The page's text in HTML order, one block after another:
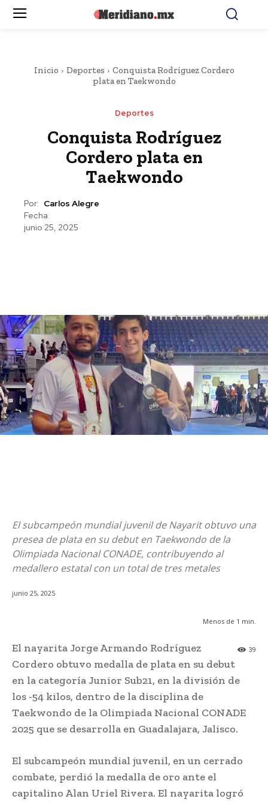
Inicio Deportes
Conquista Rodríguez Cordero
plata en Taekwondo
Deportes
Conquista Rodríguez
Cordero plata en
Taekwondo
Por: Carlos Alegre
Fecha:
junio 25, 2025
El subcampeón mundial juvenil de Nayarit obtuvo una
presea de plata en su debut en Taekwondo de la
Olimpiada Nacional CONADE, contribuyendo al
medallero estatal con un total de tres metales
junio 25, 2025
Menos de 1 min.
39
El nayarita Jorge Armando Rodríguez
Cordero obtuvo medalla de plata en su debut
en la categoría Junior Sub21, en la división de
los -54 kilos, dentro de la disciplina de
Taekwondo de la Olimpiada Nacional CONADE
2025 que se desarrolla en Guadalajara, Jalisco.
El subcampeón mundial juvenil, en un cerrado
combate, perdió la medalla de oro ante el
capitalino Alan Uriel Rivera. El nayarita logró